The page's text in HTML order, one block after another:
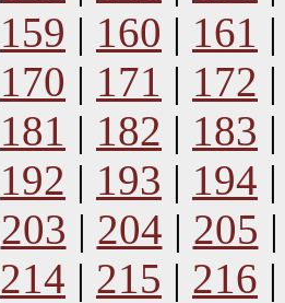
159 | 160 | 161
170 | 171 | 172
181 | 182 | 183
192 | 193 | 194
203 | 204 | 205
214 | 215 | 216